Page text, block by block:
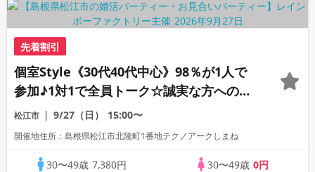
先着割引
個室Style《30代40代中心》98％が1人で
参加♪1対1で全員トーク☆誠実な方への婚
活パーティー
松江市 9/27（日） 15:00〜
開催地住所：島根県松江市北陵町1番地テクノアークしまね
30〜49歳 7,380円
30〜49歳 0円